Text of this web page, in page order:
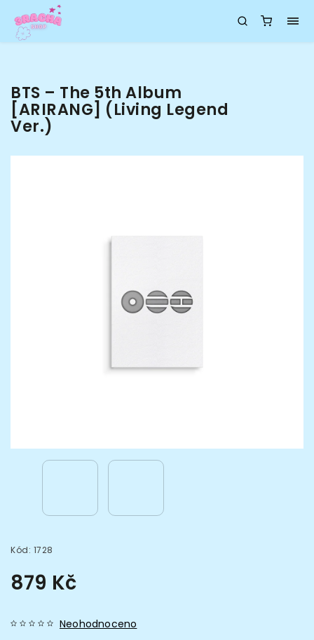
BTS – The 5th Album
[ARIRANG] (Living Legend
Ver.)
Kód: 1728
879 Kč
Neohodnoceno